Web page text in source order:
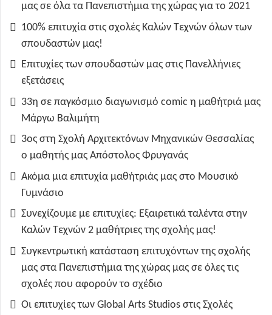
μας σε όλα τα Πανεπιστήμια της χώρας για το 2021
100% επιτυχία στις σχολές Καλών Τεχνών όλων των
σπουδαστών μας!
Επιτυχίες των σπουδαστών μας στις Πανελλήνιες
εξετάσεις
33η σε παγκόσμιο διαγωνισμό comic η μαθήτριά μας
Μάργω Βαλιμήτη
3ος στη Σχολή Αρχιτεκτόνων Μηχανικών Θεσσαλίας
ο μαθητής μας Απόστολος Φρυγανάς
Ακόμα μια επιτυχία μαθήτριάς μας στο Μουσικό
Γυμνάσιο
Συνεχίζουμε με επιτυχίες: Εξαιρετικά ταλέντα στην
Καλών Τεχνών 2 μαθήτριες της σχολής μας!
Συγκεντρωτική κατάσταση επιτυχόντων της σχολής
μας στα Πανεπιστήμια της χώρας μας σε όλες τις
σχολές που αφορούν το σχέδιο
Οι επιτυχίες των Global Arts Studios στις Σχολές